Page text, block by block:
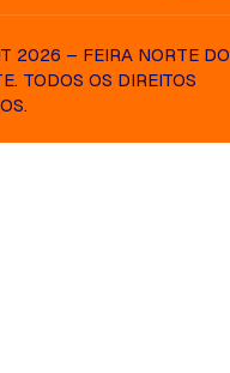
2026 – FEIRA NORTE DO
TODOS OS DIREITOS